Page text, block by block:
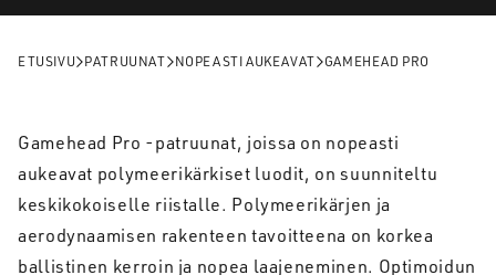
ETUSIVU PATRUUNAT NOPEASTI AUKEAVAT GAMEHEAD PRO
Gamehead Pro -patruunat, joissa on nopeasti
aukeavat polymeerikärkiset luodit, on suunniteltu
keskikokoiselle riistalle. Polymeerikärjen ja
aerodynaamisen rakenteen tavoitteena on korkea
ballistinen kerroin ja nopea laajeneminen. Optimoidun